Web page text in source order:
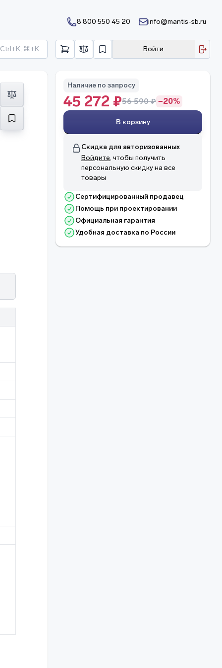
8 800 550 45 20 info@mantis-sb.ru
Ctrl+K, ⌘+K Войти
Наличие по запросу
45 272 ₽56 590 ₽ −20%
В корзину
Скидка для авторизованных
Войдите, чтобы получить
персональную скидку на все
товары
Сертифицированный продавец
Помощь при проектировании
Официальная гарантия
Удобная доставка по России